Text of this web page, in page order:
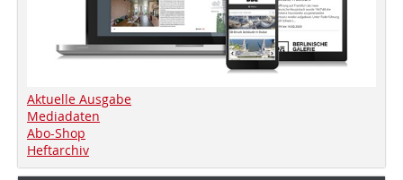
Aktuelle Ausgabe
Mediadaten
Abo-Shop
Heftarchiv